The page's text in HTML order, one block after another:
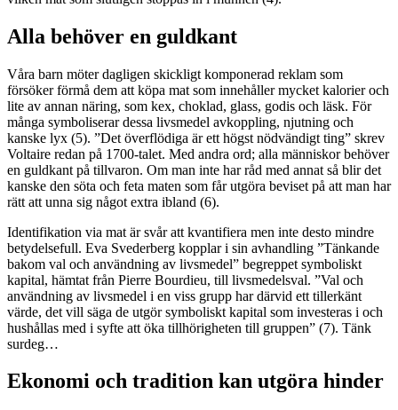
Alla behöver en guldkant
Våra barn möter dagligen skickligt komponerad reklam som
försöker förmå dem att köpa mat som innehåller mycket kalorier och
lite av annan näring, som kex, choklad, glass, godis och läsk. För
många symboliserar dessa livsmedel avkoppling, njutning och
kanske lyx (5). ”Det överflödiga är ett högst nödvändigt ting” skrev
Voltaire redan på 1700-talet. Med andra ord; alla människor behöver
en guldkant på tillvaron. Om man inte har råd med annat så blir det
kanske den söta och feta maten som får utgöra beviset på att man har
rätt att unna sig något extra ibland (6).
Identifikation via mat är svår att kvantifiera men inte desto mindre
betydelsefull. Eva Svederberg kopplar i sin avhandling ”Tänkande
bakom val och användning av livsmedel” begreppet symboliskt
kapital, hämtat från Pierre Bourdieu, till livsmedelsval. ”Val och
användning av livsmedel i en viss grupp har därvid ett tillerkänt
värde, det vill säga de utgör symboliskt kapital som investeras i och
hushållas med i syfte att öka tillhörigheten till gruppen” (7). Tänk
surdeg…
Ekonomi och tradition kan utgöra hinder